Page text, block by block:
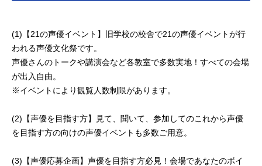
(1)【21の声優イベント】旧学校の校舎で21の声優イベントが行
われる声優文化祭です。
声優さんのトークや講演会など各教室で多数実地！すべての会場
が出入自由。
※イベントにより観覧人数制限があります。
(2)【声優を目指す方】見て、聞いて、参加してのこれから声優
を目指す方の向けの声優イベントも多数ご用意。
(3)【声優応募企画】声優を目指す方必見！会場であなたのボイ